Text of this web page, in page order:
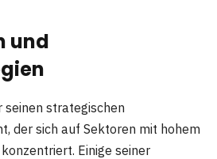
und
strategischen
der sich auf Sektoren mit hohem
Einige seiner